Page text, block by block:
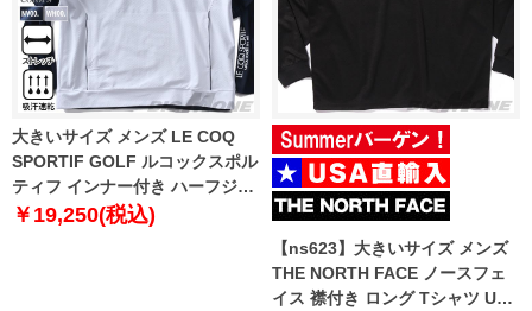
大きいサイズ メンズ LE COQ
SPORTIF GOLF ルコックスポル
ティフ インナー付き ハーフジッ
プ 半袖 シャツ ゴルフウェア ス
￥19,250(税込)
【ns623】大きいサイズ メンズ
THE NORTH FACE ノースフェ
イス 襟付き ロング Tシャツ USA